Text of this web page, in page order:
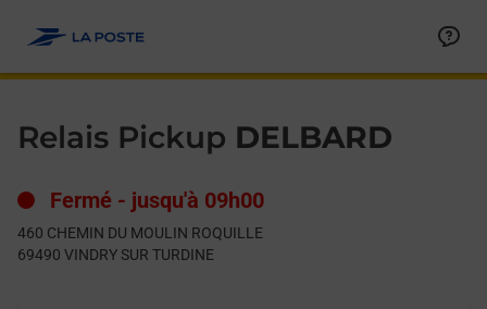
Relais Pickup DELBARD
Fermé - jusqu'à 09h00
460 CHEMIN DU MOULIN ROQUILLE
69490 VINDRY SUR TURDINE